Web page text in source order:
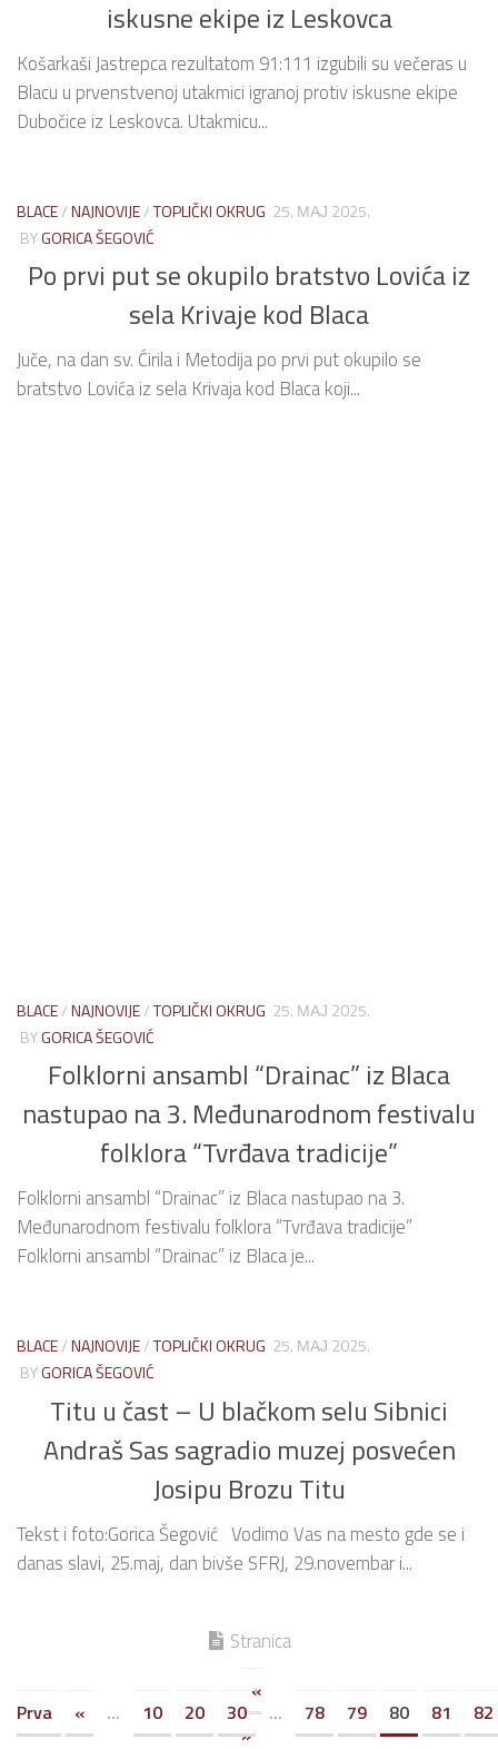
iskusne ekipe iz Leskovca
Košarkaši Jastrepca rezultatom 91:111 izgubili su večeras u
Blacu u prvenstvenoj utakmici igranoj protiv iskusne ekipe
Dubočice iz Leskovca. Utakmicu...
BLACE/NAJNOVIJE/TOPLIČKI OKRUG 25. МАЈ 2025.
BYGORICA ŠEGOVIĆ
Po prvi put se okupilo bratstvo Lovića iz
sela Krivaje kod Blaca
Juče, na dan sv. Ćirila i Metodija po prvi put okupilo se
bratstvo Lovića iz sela Krivaja kod Blaca koji...
BLACE/NAJNOVIJE/TOPLIČKI OKRUG 25. МАЈ 2025.
BYGORICA ŠEGOVIĆ
Folklorni ansambl “Drainac” iz Blaca
nastupao na 3. Međunarodnom festivalu
folklora “Tvrđava tradicije”
Folklorni ansambl “Drainac” iz Blaca nastupao na 3.
Međunarodnom festivalu folklora “Tvrđava tradicije”
Folklorni ansambl “Drainac” iz Blaca je...
BLACE/NAJNOVIJE/TOPLIČKI OKRUG 25. МАЈ 2025.
BYGORICA ŠEGOVIĆ
Titu u čast – U blačkom selu Sibnici
Andraš Sas sagradio muzej posvećen
Josipu Brozu Titu
Tekst i foto:Gorica Šegović Vodimo Vas na mesto gde se i
danas slavi, 25.maj, dan bivše SFRJ, 29.novembar i...
Stranica
«
Prva
« ... 10 20 30 ... 78 79 80 81
82
»